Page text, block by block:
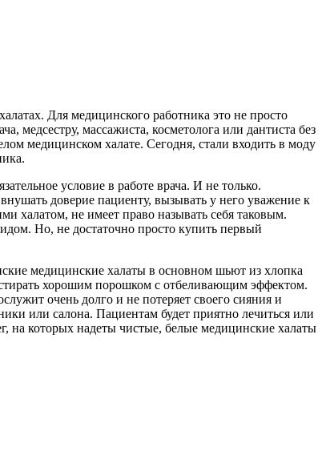
Для медицинского работника это не просто
медсестру, массажиста, косметолога или дантиста без
медицинском халате. Сегодня, стали входить в моду
условие в работе врача. И не только.
доверие пациенту, вызывать у него уважение к
халатом, не имеет право называть себя таковым.
Но, не достаточно просто купить первый
медицинские халаты в основном шьют из хлопка
хорошим порошком с отбеливающим эффектом.
очень долго и не потеряет своего сияния и
или салона. Пациентам будет приятно лечиться или
на которых надеты чистые, белые медицинские халаты